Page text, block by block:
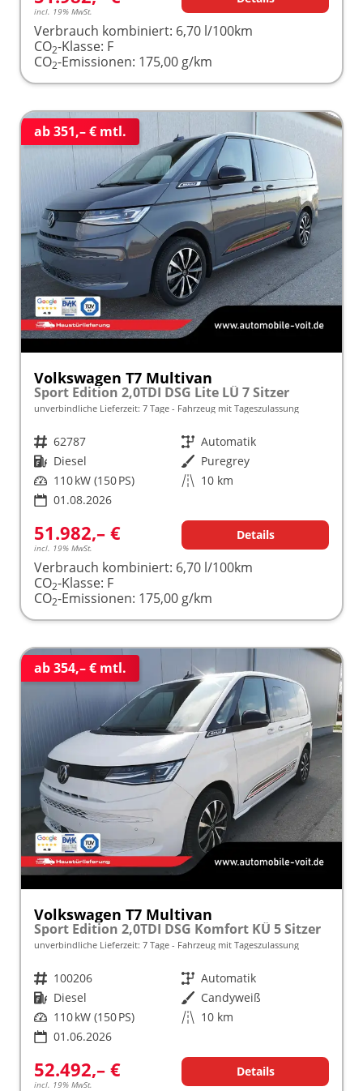
incl. 19% MwSt.
Verbrauch kombiniert: 6,70 l/100km
CO2-Klasse: F
CO2-Emissionen: 175,00 g/km
ab 351,– € mtl.
Volkswagen T7 Multivan
Sport Edition 2,0TDI DSG Lite LÜ 7 Sitzer
unverbindliche Lieferzeit: 7 Tage Fahrzeug mit Tageszulassung
Fahrzeugnr. 62787 Getriebe Automatik
Kraftstoff Diesel Außenfarbe Puregrey
Leistung 110 kW (150 PS) Kilometerstand 10 km
01.08.2026
51.982,– €
incl. 19% MwSt.
Details
Verbrauch kombiniert: 6,70 l/100km
CO2-Klasse: F
CO2-Emissionen: 175,00 g/km
ab 354,– € mtl.
Volkswagen T7 Multivan
Sport Edition 2,0TDI DSG Komfort KÜ 5 Sitzer
unverbindliche Lieferzeit: 7 Tage Fahrzeug mit Tageszulassung
Fahrzeugnr. 100206 Getriebe Automatik
Kraftstoff Diesel Außenfarbe Candyweiß
Leistung 110 kW (150 PS) Kilometerstand 10 km
01.06.2026
52.492,– €
incl. 19% MwSt.
Details